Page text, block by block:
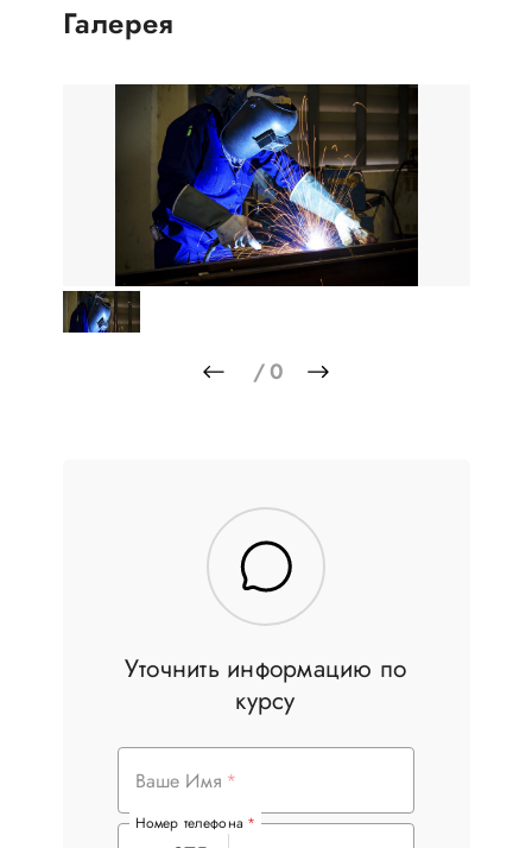
Галерея
/0
Уточнить информацию по
курсу
Ваше Имя
Номер телефона